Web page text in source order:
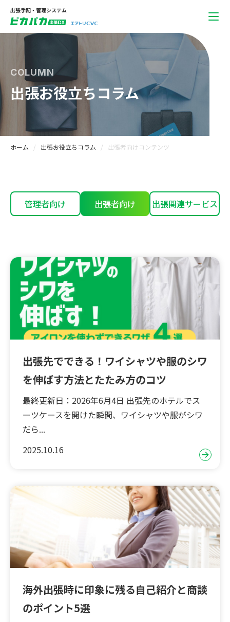
出張手配・管理システム
COLUMN
出張お役立ちコラム
ホーム 出張お役立ちコラム 出張者向けコンテンツ
管理者向け 出張者向け 出張関連サービス
出張先でできる！ワイシャツや服のシワ
を伸ばす方法とたたみ方のコツ
最終更新日：2026年6月4日 出張先のホテルでス
ーツケースを開けた瞬間、ワイシャツや服がシワ
だら...
2025.10.16
海外出張時に印象に残る自己紹介と商談
のポイント5選